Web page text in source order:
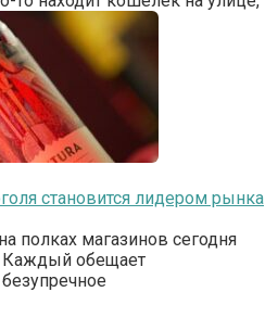
становится лидером рынка
полках магазинов сегодня
Каждый обещает